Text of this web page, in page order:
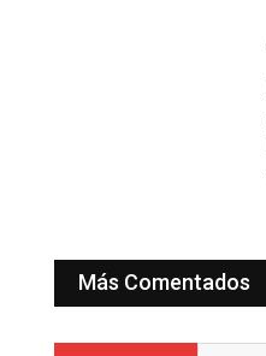
Más Comentados